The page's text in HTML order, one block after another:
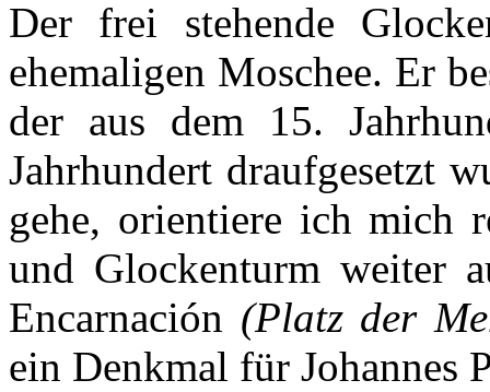
Der frei stehende
ehemaligen Moschee. Er
der aus dem 15.
Jahrhundert draufgesetzt
gehe, orientiere ich mich
und Glockenturm weiter
Encarnación (Platz der
ein Denkmal für Johannes